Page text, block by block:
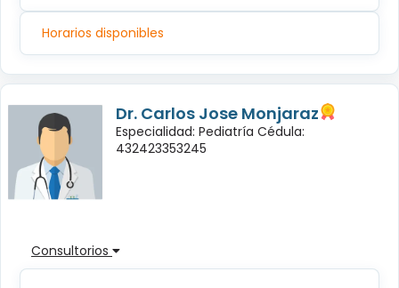
Horarios disponibles
Dr. Carlos Jose Monjaraz
Especialidad: Pediatría Cédula:
432423353245
Consultorios